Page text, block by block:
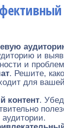
и
и
. Решите,
для
контент.